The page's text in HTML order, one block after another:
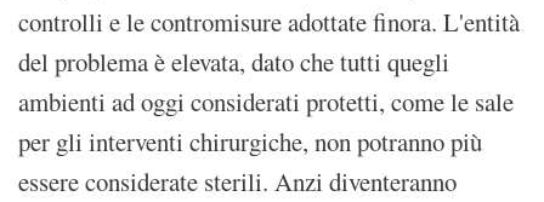
controlli e le contromisure adottate finora. L'entità
del problema è elevata, dato che tutti quegli
ambienti ad oggi considerati protetti, come le sale
per gli interventi chirurgiche, non potranno più
essere considerate sterili. Anzi diventeranno